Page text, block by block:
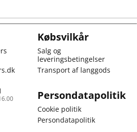
Købsvilkår
Salg og
leveringsbetingelser
Transport af langgods
Persondatapolitik
Cookie politik
Persondatapolitik